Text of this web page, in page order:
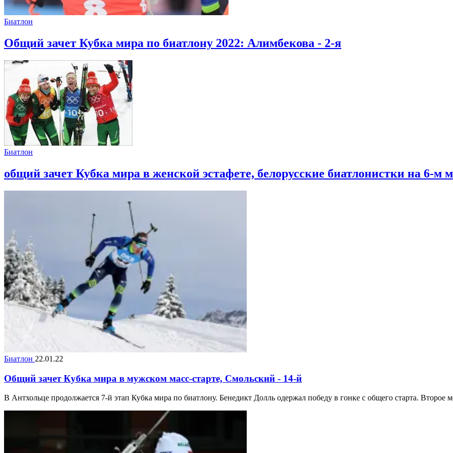
Биатлон
Общий зачет Кубка мира по биатлону 2022: Алимбекова - 2-я
Биатлон
общий зачет Кубка мира в женской эстафете, белорусские биатлонистки на 6-м
Биатлон 22.01.22
Общий зачет Кубка мира в мужском масс-старте, Смольский - 14-й
В Антхольце продолжается 7-й этап Кубка мира по биатлону. Бенедикт Долль одержал победу в гонке с общего старта. Второе